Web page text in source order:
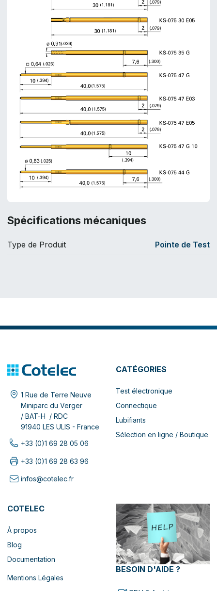
Spécifications mécaniques
Type de Produit Pointe de Test
1 Rue de Terre Neuve
Miniparc du Verger
/ BAT-H / RDC
91940 LES ULIS - France
+33 (0)1 69 28 05 06
+33 (0)1 69 28 63 96
infos@cotelec.fr
CATÉGORIES
Test électronique
Connectique
Lubifiants
Sélection en ligne / Boutique
COTELEC
À propos
Blog
Documentation
Mentions Légales
BESOIN D'AIDE ?